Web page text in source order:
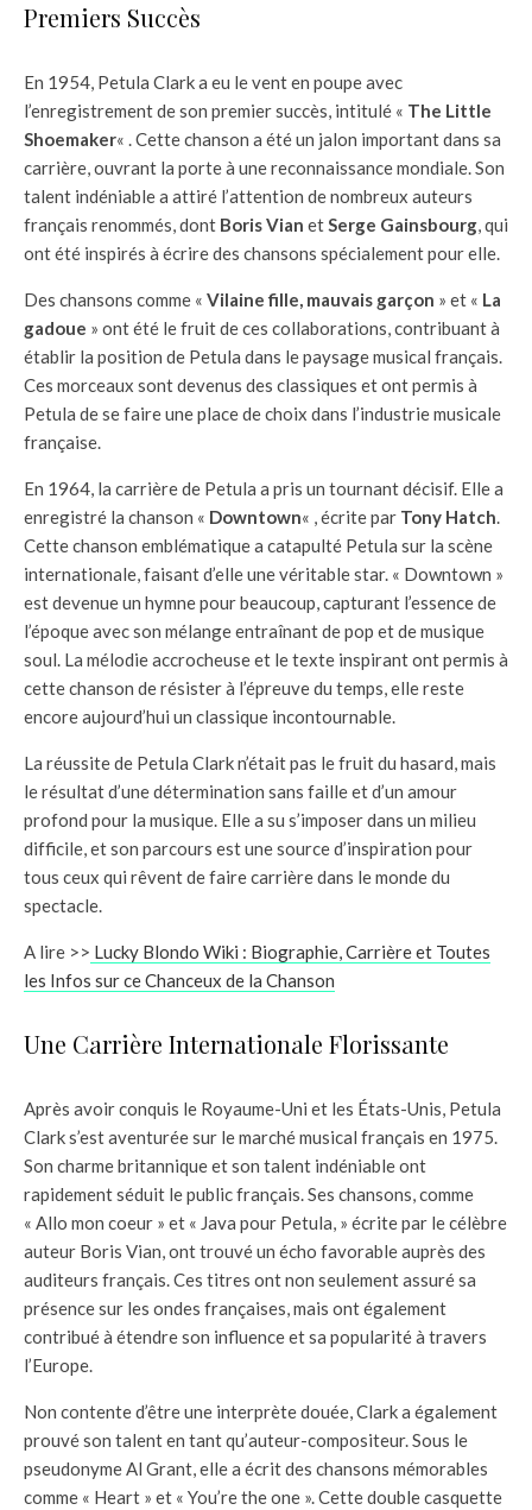
Premiers Succès
En 1954, Petula Clark a eu le vent en poupe avec
l’enregistrement de son premier succès, intitulé « The Little
Shoemaker« . Cette chanson a été un jalon important dans sa
carrière, ouvrant la porte à une reconnaissance mondiale. Son
talent indéniable a attiré l’attention de nombreux auteurs
français renommés, dont Boris Vian etSerge Gainsbourg, qui
ont été inspirés à écrire des chansons spécialement pour elle.
Des chansons comme « Vilaine fille, mauvais garçon » et « La
gadoue » ont été le fruit de ces collaborations, contribuant à
établir la position de Petula dans le paysage musical français.
Ces morceaux sont devenus des classiques et ont permis à
Petula de se faire une place de choix dans l’industrie musicale
française.
En 1964, la carrière de Petula a pris un tournant décisif. Elle a
enregistré la chanson « Downtown« , écrite par Tony Hatch.
Cette chanson emblématique a catapulté Petula sur la scène
internationale, faisant d’elle une véritable star. « Downtown »
est devenue un hymne pour beaucoup, capturant l’essence de
l’époque avec son mélange entraînant de pop et de musique
soul. La mélodie accrocheuse et le texte inspirant ont permis à
cette chanson de résister à l’épreuve du temps, elle reste
encore aujourd’hui un classique incontournable.
La réussite de Petula Clark n’était pas le fruit du hasard, mais
le résultat d’une détermination sans faille et d’un amour
profond pour la musique. Elle a su s’imposer dans un milieu
difficile, et son parcours est une source d’inspiration pour
tous ceux qui rêvent de faire carrière dans le monde du
spectacle.
A lire >> Lucky Blondo Wiki : Biographie, Carrière et Toutes
les Infos sur ce Chanceux de la Chanson
Une Carrière Internationale Florissante
Après avoir conquis le Royaume-Uni et les États-Unis, Petula
Clark s’est aventurée sur le marché musical français en 1975.
Son charme britannique et son talent indéniable ont
rapidement séduit le public français. Ses chansons, comme
« Allo mon coeur » et « Java pour Petula, » écrite par le célèbre
auteur Boris Vian, ont trouvé un écho favorable auprès des
auditeurs français. Ces titres ont non seulement assuré sa
présence sur les ondes françaises, mais ont également
contribué à étendre son influence et sa popularité à travers
l’Europe.
Non contente d’être une interprète douée, Clark a également
prouvé son talent en tant qu’auteur-compositeur. Sous le
pseudonyme Al Grant, elle a écrit des chansons mémorables
comme « Heart » et « You’re the one ». Cette double casquette